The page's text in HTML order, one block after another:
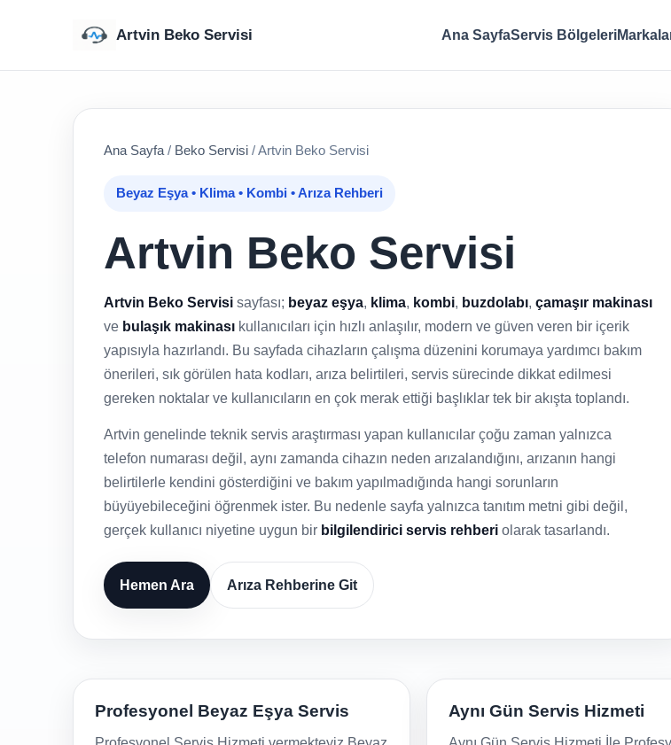
Artvin Beko Servisi Ana SayfaServis Bölgeleri
Ana Sayfa / Beko Servisi /Artvin Beko Servisi
Beyaz Eşya • Klima • Kombi • Arıza Rehberi
Artvin Beko Servisi
Artvin Beko Servisi sayfası; beyaz eşya, klima, kombi, buzdolabı, çamaşır makinası
ve bulaşık makinası kullanıcıları için hızlı anlaşılır, modern ve güven veren bir içerik
yapısıyla hazırlandı. Bu sayfada cihazların çalışma düzenini korumaya yardımcı bakım
önerileri, sık görülen hata kodları, arıza belirtileri, servis sürecinde dikkat edilmesi
gereken noktalar ve kullanıcıların en çok merak ettiği başlıklar tek bir akışta toplandı.
Artvin genelinde teknik servis araştırması yapan kullanıcılar çoğu zaman yalnızca
telefon numarası değil, aynı zamanda cihazın neden arızalandığını, arızanın hangi
belirtilerle kendini gösterdiğini ve bakım yapılmadığında hangi sorunların
büyüyebileceğini öğrenmek ister. Bu nedenle sayfa yalnızca tanıtım metni gibi değil,
gerçek kullanıcı niyetine uygun bir bilgilendirici servis rehberi olarak tasarlandı.
Hemen Ara Arıza Rehberine Git
Profesyonel Beyaz Eşya Servis Aynı Gün Servis Hizmeti